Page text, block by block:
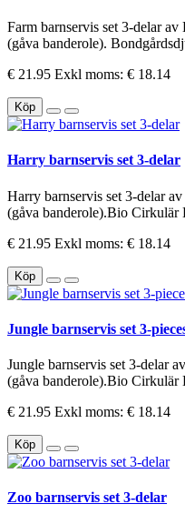
Farm barnservis set 3-delar
(gåva banderole).
€ 21.95 Exkl moms: € 18.14
Köp
Harry barnservis set 3-delar
Harry barnservis set 3-delar
(gåva banderole).Bio Cirkulär
€ 21.95 Exkl moms: € 18.14
Köp
Jungle barnservis set 3-
Jungle barnservis set 3-delar
(gåva banderole).Bio Cirkulär
€ 21.95 Exkl moms: € 18.14
Köp
Zoo barnservis set 3-delar